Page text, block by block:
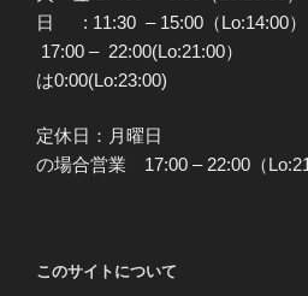
日 : 11:30 – 15:00（
17:00 – 22:00(Lo:21:00
は0:00(Lo:23:00)
定休日：月曜
の場合営業 17:00 – 22:00（
このサイトについて